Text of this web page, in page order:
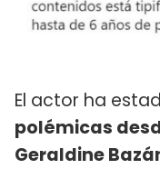
El actor ha
polémicas
Geraldine